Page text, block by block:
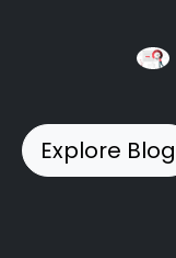
Explore Blog